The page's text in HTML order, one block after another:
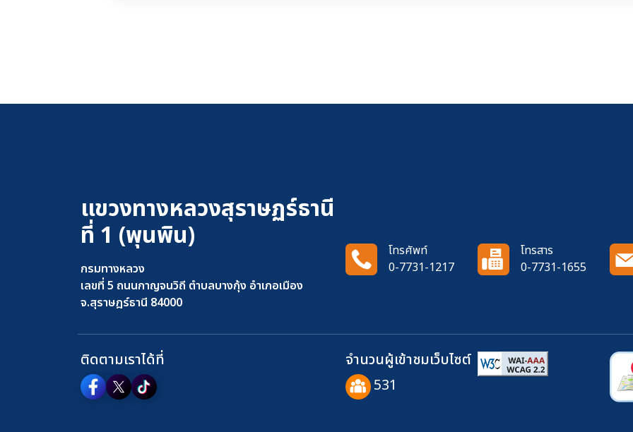
แขวงทางหลวงสุราษฏร์ธานี
ที่ 1 (พุนพิน)
กรมทางหลวง
เลขที่ 5 ถนนกาญจนวิถี ตำบลบางกุ้ง อำเภอเมือง
จ.สุราษฎร์ธานี 84000
โทรศัพท์
0-7731-1217
โทรสาร
0-7731-1655
ติดตามเราได้ที่
จำนวนผู้เข้าชมเว็บไซต์
531